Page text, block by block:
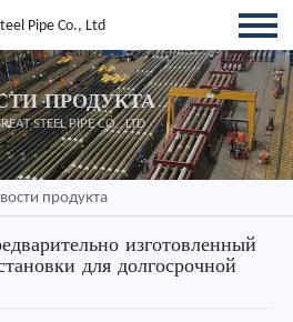
Pipe Co., Ltd
ПРОДУКТА
STEEL PIPE CO., LTD
продукта
изготовленный
для долгосрочной